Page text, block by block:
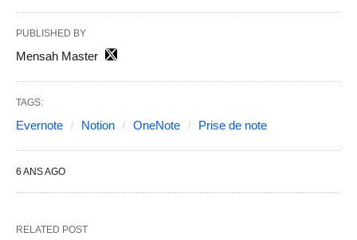
PUBLISHED BY
Mensah Master
TAGS:
Evernote Notion OneNote Prise de note
6 ANS AGO
RELATED POST